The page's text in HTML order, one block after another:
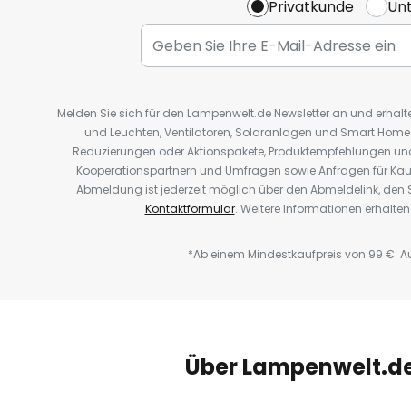
Privatkunde
Melden Sie sich für den Lampenwelt.de Newsletter an und
und Leuchten, Ventilatoren, Solaranlagen und Smart
Reduzierungen oder Aktionspakete, Produktempfehlungen
Kooperationspartnern und Umfragen sowie Anfragen für
Abmeldung ist jederzeit möglich über den Abmeldelink, den
Kontaktformular. Weitere Informationen
*Ab einem Mindestkaufpreis von 99 €.
Über